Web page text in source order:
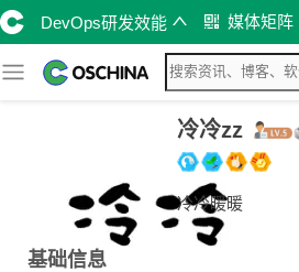
DevOps研发效能 媒体矩阵
冷冷zz
冷冷暖暖
基础信息